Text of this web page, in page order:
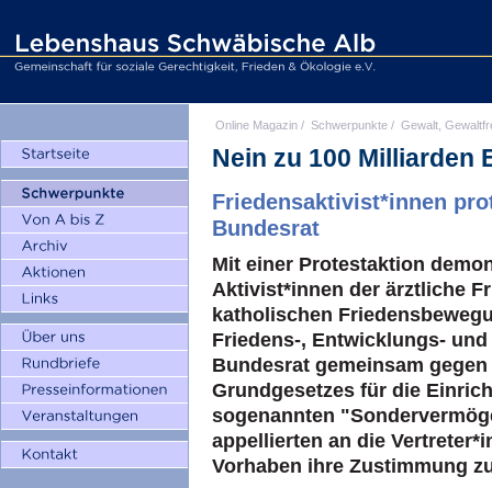
Online Magazin / Schwerpunkte / Gewalt,
Nein zu 100 Milliarden
Friedensaktivist*innen
Bundesrat
Mit einer Protestaktion
Aktivist*innen der ärztliche
katholischen
Friedens-, Entwicklungs-
Bundesrat gemeinsam
Grundgesetzes für die
sogenannten
appellierten an die
Vorhaben ihre Zustimmung